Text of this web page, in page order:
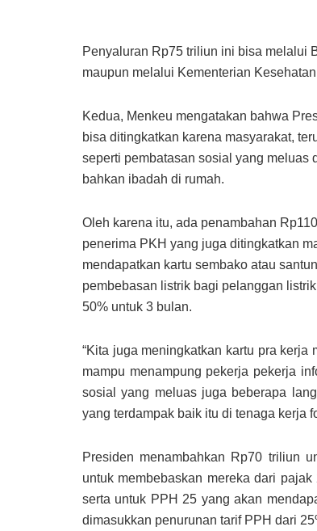
Penyaluran Rp75 triliun ini bisa melalui
maupun melalui Kementerian
Kedua, Menkeu mengatakan bahwa
bisa ditingkatkan karena masyarakat,
seperti pembatasan sosial yang meluas
bahkan ibadah di rumah.
Oleh karena itu, ada penambahan
penerima PKH yang juga ditingkatkan
mendapatkan kartu sembako atau
pembebasan listrik bagi pelanggan
50% untuk 3 bulan.
“Kita juga meningkatkan kartu pra
mampu menampung pekerja pekerja
sosial yang meluas juga beberapa
yang terdampak baik itu di tenaga kerja
Presiden menambahkan Rp70 triliun
untuk membebaskan mereka dari
serta untuk PPH 25 yang akan
dimasukkan penurunan tarif PPH dari